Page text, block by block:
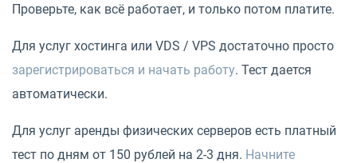
Проверьте, как всё работает, и только потом платите.
Для услуг хостинга или VDS / VPS достаточно просто
зарегистрироваться и начать работу. Тест дается
автоматически.
Для услуг аренды физических серверов есть платный
тест по дням от 150 рублей на 2-3 дня. Начните